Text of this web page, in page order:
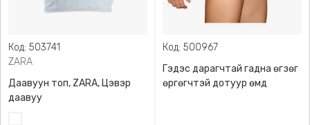
Код: 503741
ZARA
Даавуун топ, ZARA, Цэвэр
даавуу
Код: 500967
Гэдэс дарагчтай гадна өгзөг
өргөгчтэй дотуур өмд